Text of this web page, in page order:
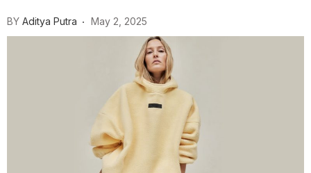
BY Aditya Putra May 2, 2025